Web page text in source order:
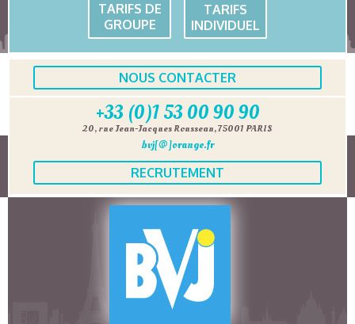
TARIFS DE
GROUPE
TARIFS
INDIVIDUEL
NOUS CONTACTER
+33 (0)1 53 00 90 90
20, rue Jean-Jacques Rousseau, 75001 PARIS
bvj[@]orange.fr
RECRUTEMENT